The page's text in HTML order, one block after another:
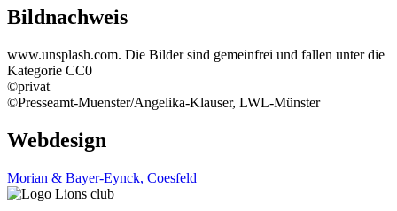
Bildnachweis
www.unsplash.com. Die Bilder sind gemeinfrei und fallen unter die
Kategorie CC0
©privat
©Presseamt-Muenster/Angelika-Klauser, LWL-Münster
Webdesign
Morian & Bayer-Eynck, Coesfeld